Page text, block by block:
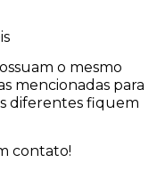
o mesmo
mencionadas para
diferentes fiquem
contato!